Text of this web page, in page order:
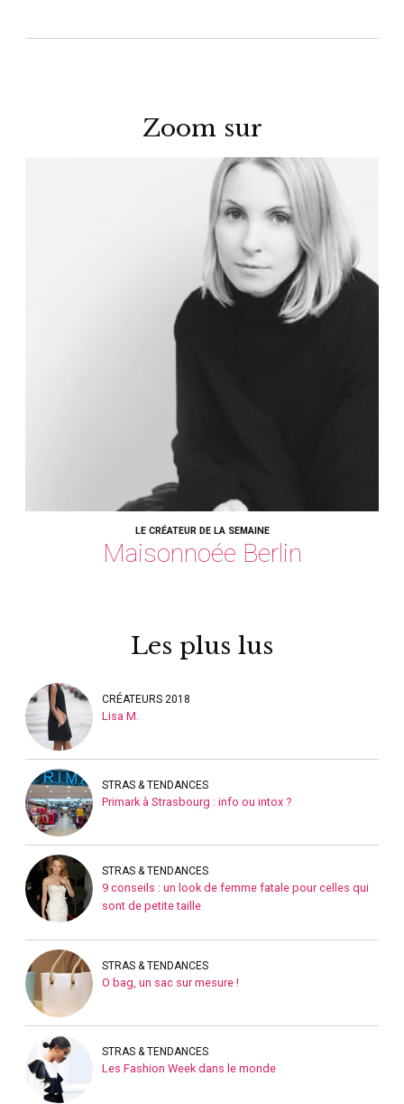
Zoom sur
LE CRÉATEUR DE LA SEMAINE
Maisonnoée Berlin
Les plus lus
CRÉATEURS 2018
Lisa M.
STRAS & TENDANCES
Primark à Strasbourg : info ou intox ?
STRAS & TENDANCES
9 conseils : un look de femme fatale pour celles qui
sont de petite taille
STRAS & TENDANCES
O bag, un sac sur mesure !
STRAS & TENDANCES
Les Fashion Week dans le monde